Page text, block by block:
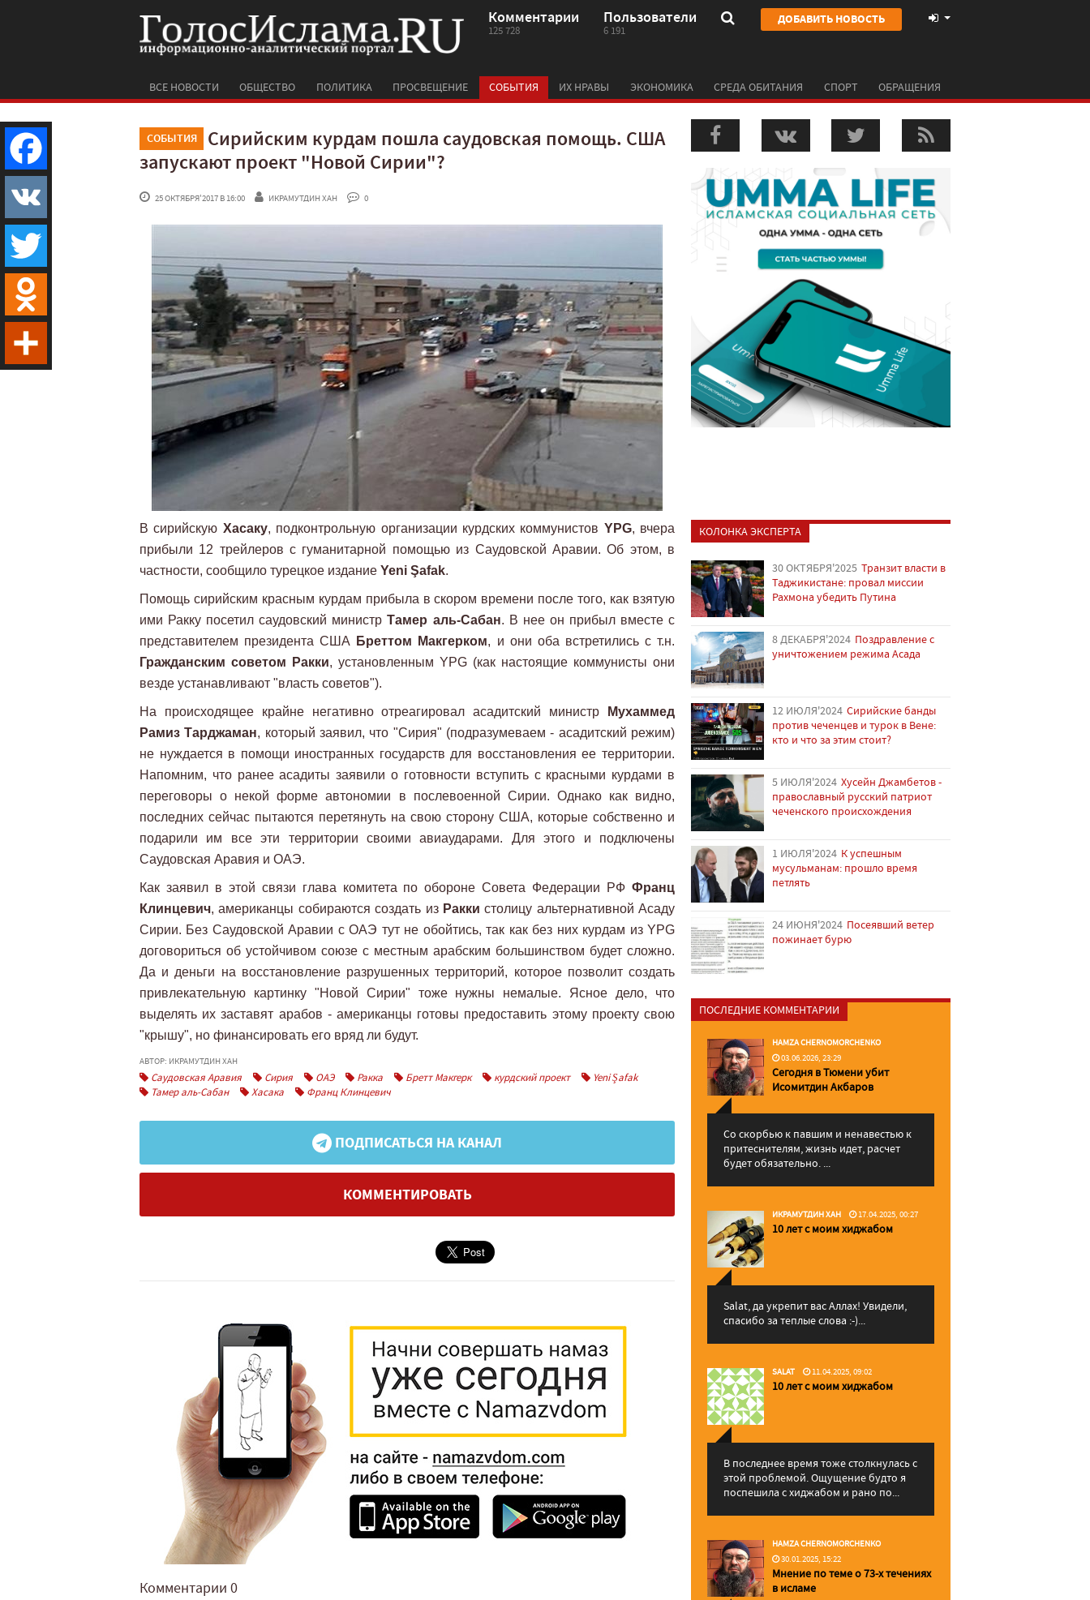
Комментарии
125 728
Пользователи
6 191
ДОБАВИТЬ НОВОСТЬ
ВСЕ НОВОСТИ ОБЩЕСТВО ПОЛИТИКА ПРОСВЕЩЕНИЕ СОБЫТИЯ ИХ НРАВЫ ЭКОНОМИКА СРЕДА ОБИТАНИЯ СПОРТ ОБРАЩЕНИЯ
СОБЫТИЯ
Сирийским курдам пошла саудовская помощь. США
запускают проект "Новой Сирии"?
25 ОКТЯБРЯ'2017 В 16:00 ИКРАМУТДИН ХАН 0
В сирийскую Хасаку, подконтрольную организации курдских коммунистов YPG, вчера
прибыли 12 трейлеров с гуманитарной помощью из Саудовской Аравии. Об этом, в
частности, сообщило турецкое издание Yeni Şafak.
Помощь сирийским красным курдам прибыла в скором времени после того, как взятую
ими Ракку посетил саудовский министрТамер аль-Сабан. В нее он прибыл вместе с
представителем президента США
Бреттом Макгерком, и они оба встретились с т.н.
Гражданским советом Ракки, установленным YPG (как настоящие коммунисты они
везде устанавливают "власть советов").
На происходящее крайне негативно отреагировал асадитский министр
Мухаммед
Рамиз Тарджаман, который заявил, что "Сирия" (подразумеваем - асадитский режим)
не нуждается в помощи иностранных государств для восстановления ее территории.
Напомним, что ранее асадиты заявили о готовности вступить с красными курдами в
переговоры о некой форме автономии в послевоенной Сирии. Однако как видно,
последних сейчас пытаются перетянуть на свою сторону США, которые собственно и
подарили им все эти территории своими авиаударами. Для этого и подключены
Саудовская Аравия и ОАЭ.
Как заявил в этой связи глава комитета по обороне Совета Федерации РФ Франц
Клинцевич, американцы собираются создать из Ракки столицу альтернативной Асаду
Сирии. Без Саудовской Аравии с ОАЭ тут не обойтись, так как без них курдам из YPG
договориться об устойчивом союзе с местным арабским большинством будет сложно.
Да и деньги на восстановление разрушенных территорий, которое позволит создать
привлекательную картинку "Новой Сирии" тоже нужны немалые. Ясное дело, что
выделять их заставят арабов - американцы готовы предоставить этому проекту свою
"крышу", но финансировать его вряд ли будут.
АВТОР: ИКРАМУТДИН ХАН
Саудовская Аравия Сирия ОАЭ Ракка Бретт Макгерк курдский проект
Yeni Şafak
Тамер аль-Сабан
Хасака Франц Клинцевич
ПОДПИСАТЬСЯ НА КАНАЛ
КОММЕНТИРОВАТЬ
Комментарии 0
КОЛОНКА ЭКСПЕРТА
30 ОКТЯБРЯ'2025 Транзит власти в
Таджикистане: провал миссии
Рахмона убедить Путина
8 ДЕКАБРЯ'2024 Поздравление с
уничтожением режима Асада
12 ИЮЛЯ'2024 Сирийские банды
против чеченцев и турок в Вене:
кто и что за этим стоит?
5 ИЮЛЯ'2024 Хусейн Джамбетов -
православный русский патриот
чеченского происхождения
1 ИЮЛЯ'2024 К успешным
мусульманам: прошло время
петлять
24 ИЮНЯ'2024 Посеявший ветер
пожинает бурю
ПОСЛЕДНИЕ КОММЕНТАРИИ
HAMZA CHERNOMORCHENKO
03.06.2026, 23:29
Сегодня в Тюмени убит
Исомитдин Акбаров
Со скорбью к павшим и ненавестью к
притеснителям, жизнь идет, расчет
будет обязательно. ...
ИКРАМУТДИН ХАН 17.04.2025, 00:27
10 лет с моим хиджабом
Salat, да укрепит вас Аллаx! Увидели,
спасибо за теплые слова :-)...
SALAT 11.04.2025, 09:02
10 лет с моим хиджабом
В последнее время тоже столкнулась с
этой проблемой. Ощущение будто я
поспешила с хиджабом и рано по...
HAMZA CHERNOMORCHENKO
30.01.2025, 15:22
Мнение по теме о 73-х течениях
в исламе
Facebook
VK
Twitter
Odnoklassniki